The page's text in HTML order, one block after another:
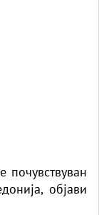
објави